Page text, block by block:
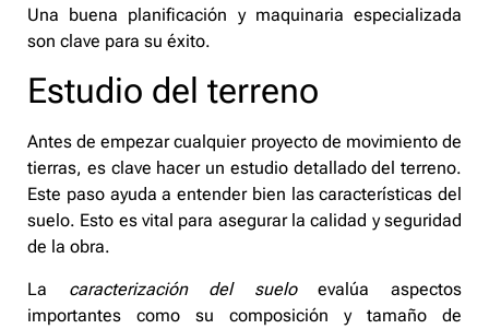
Una buena planificación y maquinaria especializada
son clave para su éxito.
Estudio del terreno
Antes de empezar cualquier proyecto de movimiento de
tierras, es clave hacer un estudio detallado del terreno.
Este paso ayuda a entender bien las características del
suelo. Esto es vital para asegurar la calidad y seguridad
de la obra.
La caracterización del sueloevalúa aspectos
importantes como su composición y tamaño de